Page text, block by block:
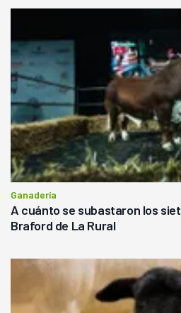
Ganadería
A cuánto se subastaron los
Braford de La Rural